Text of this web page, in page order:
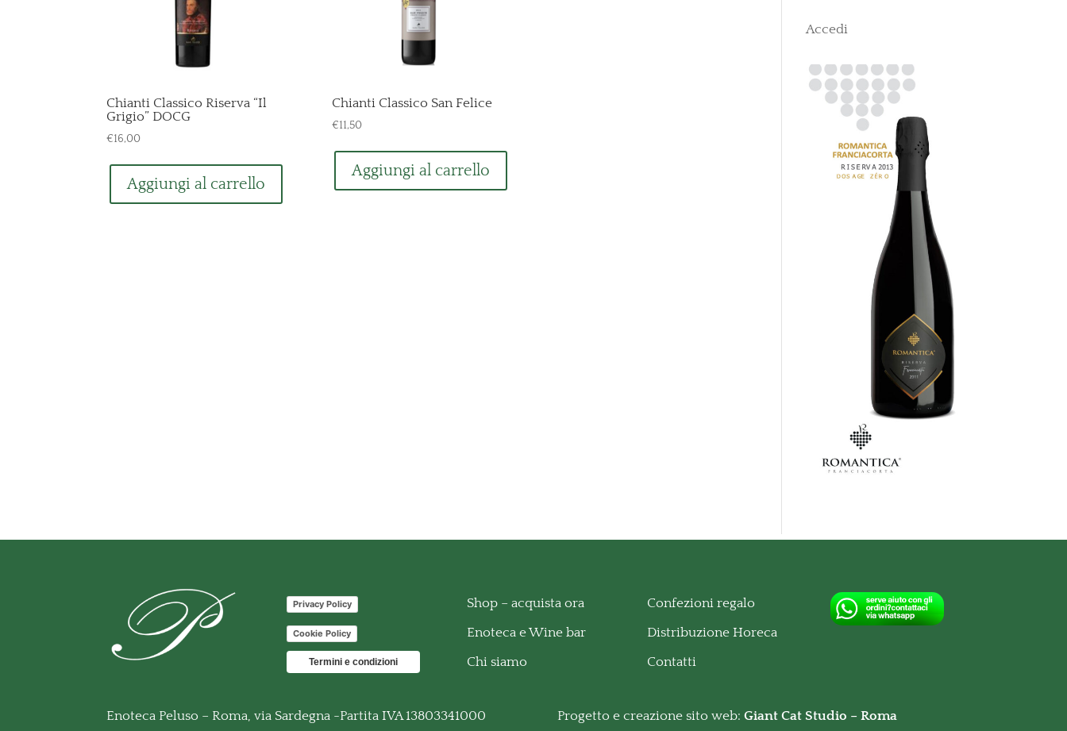
Chianti Classico Riserva “Il
Grigio” DOCG
€16,00
Aggiungi al carrello
Chianti Classico San Felice
€11,50
Aggiungi al carrello
Accedi
Privacy Policy
Cookie Policy
Termini e condizioni
Shop – acquista ora
Enoteca e Wine bar
Chi siamo
Confezioni regalo
Distribuzione Horeca
Contatti
Enoteca Peluso – Roma, via Sardegna -Partita IVA 13803341000 Progetto e creazione sito web: Giant Cat Studio – Roma